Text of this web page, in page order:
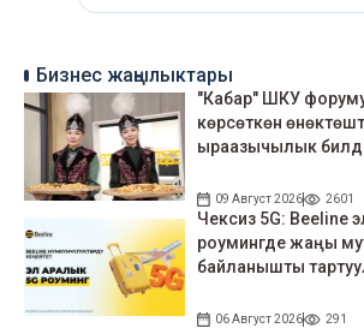
Бизнес жаңылыктары
"Кабар" ШКУ
көрсөткөн
ыраазычылык
09 Август 2026 2601
Чексиз 5G: Beeline
роумингде жаңы
байланышты
06 Август 2026 291